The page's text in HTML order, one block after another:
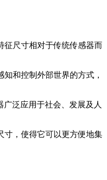
征尺寸相对于传统传感器而
和控制外部世界的方式，
泛应用于社会、发展及人
寸，使得它可以更方便地集